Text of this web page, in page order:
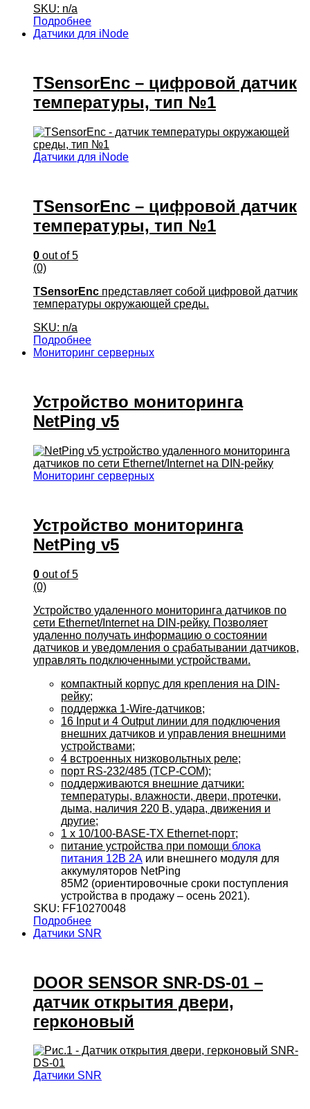
SKU: n/a
Подробнее
Датчики для iNode
TSensorEnc – цифровой датчик
температуры, тип №1
Датчики для iNode
TSensorEnc – цифровой датчик
температуры, тип №1
0 out of 5
(0)
TSensorEnc представляет собой цифровой датчик
температуры окружающей среды.
SKU: n/a
Подробнее
Мониторинг серверных
Устройство мониторинга
NetPing v5
Мониторинг серверных
Устройство мониторинга
NetPing v5
0 out of 5
(0)
Устройство удаленного мониторинга датчиков по
сети Ethernet/Internet на DIN-рейку. Позволяет
удаленно получать информацию о состоянии
датчиков и уведомления о срабатывании датчиков,
управлять подключенными устройствами.
компактный корпус для крепления на DIN-
рейку;
поддержка 1-Wire-датчиков;
16 Input и 4 Output линии для подключения
внешних датчиков и управления внешними
устройствами;
4 встроенных низковольтных реле;
порт RS-232/485 (TCP-COM);
поддерживаются внешние датчики:
температуры, влажности, двери, протечки,
дыма, наличия 220 В, удара, движения и
другие;
1 х 10/100-BASE-TX Ethernet-порт;
питание устройства при помощи блока
питания 12В 2А или внешнего модуля для
аккумуляторов NetPing
85M2 (ориентировочные сроки поступления
устройства в продажу – осень 2021).
SKU: FF10270048
Подробнее
Датчики SNR
DOOR SENSOR SNR-DS-01 –
датчик открытия двери,
герконовый
Датчики SNR